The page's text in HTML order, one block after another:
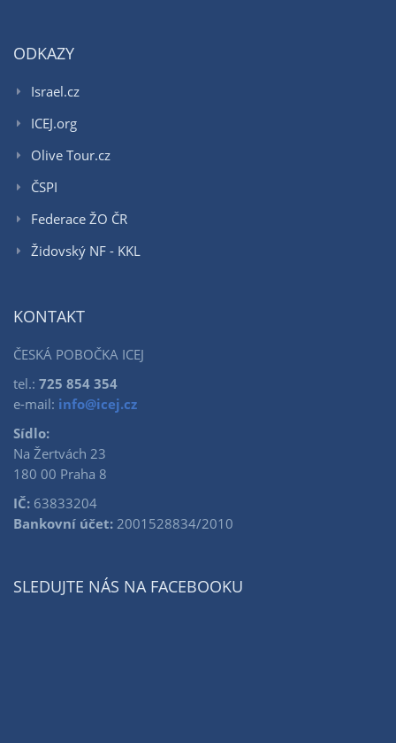
ODKAZY
Israel.cz
ICEJ.org
Olive Tour.cz
ČSPI
Federace ŽO ČR
Židovský NF - KKL
KONTAKT
ČESKÁ POBOČKA ICEJ
tel.: 725 854 354
e-mail: info@icej.cz
Sídlo:
Na Žertvách 23
180 00 Praha 8
IČ: 63833204
Bankovní účet: 2001528834/2010
SLEDUJTE NÁS NA FACEBOOKU